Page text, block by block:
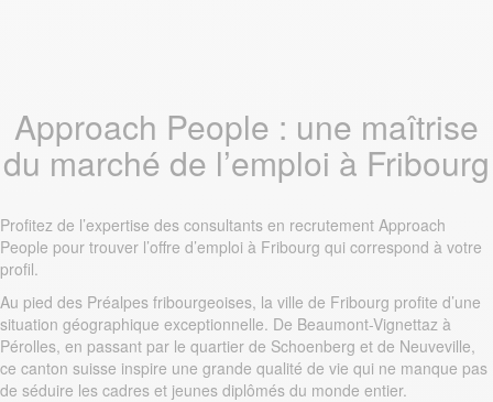
Approach People : une maîtrise
du marché de l’emploi à Fribourg
Profitez de l’expertise des consultants en recrutement Approach
People pour trouver l’offre d’emploi à Fribourg qui correspond à votre
profil.
Au pied des Préalpes fribourgeoises, la ville de Fribourg profite d’une
situation géographique exceptionnelle. De Beaumont-Vignettaz à
Pérolles, en passant par le quartier de Schoenberg et de Neuveville,
ce canton suisse inspire une grande qualité de vie qui ne manque pas
de séduire les cadres et jeunes diplômés du monde entier.